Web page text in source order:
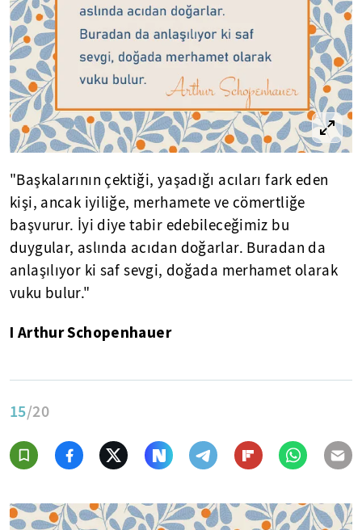
"Başkalarının çektiği, yaşadığı acıları fark eden
kişi, ancak iyiliğe, merhamete ve cömertliğe
başvurur. İyi diye tabir edebileceğimiz bu
duygular, aslında acıdan doğarlar. Buradan da
anlaşılıyor ki saf sevgi, doğada merhamet olarak
vuku bulur."
I Arthur Schopenhauer
15/20